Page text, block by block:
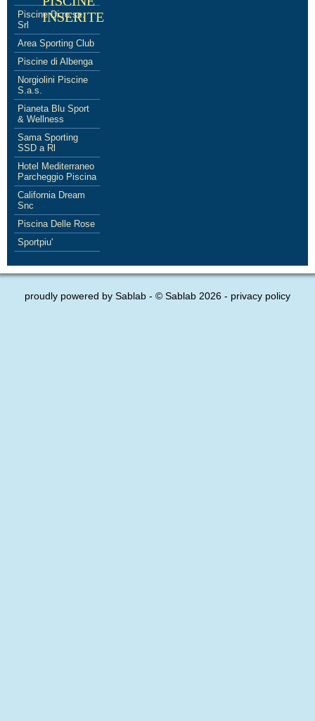
INSERITE
Piscine Di.ro.se.
Srl
Area Sporting Club
Piscine di Albenga
Norgiolini Piscine
S.a.s.
Pianeta Blu Sport
& Wellness
Sama Sporting
SSD a Rl
Hotel Mediterraneo
Parcheggio Piscina
California Dream
Snc
Piscina Delle Rose
Sportpiu'
proudly powered by Sablab - © Sablab 2026 - privacy policy